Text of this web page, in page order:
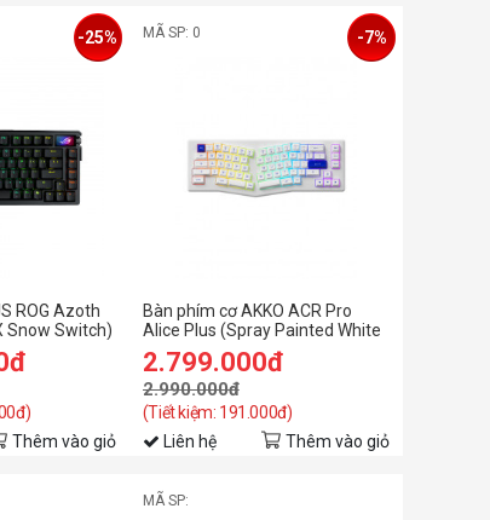
ROG Azoth
Snow Switch)
-25%
Thêm vào giỏ
MÃ SP: 0
Bàn phím cơ AKKO ACR Pro
Alice Plus (Spray Painted White
/ RGB / Hotswap / AKKO CS
Crystal / Gasket Mount)
2.799.000đ
2.990.000đ
(Tiết kiệm: 191.000đ)
-7%
Liên hệ Thêm vào giỏ
MÃ SP: